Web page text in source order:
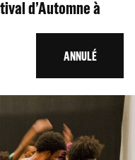
d’Automne à
ANNULÉ